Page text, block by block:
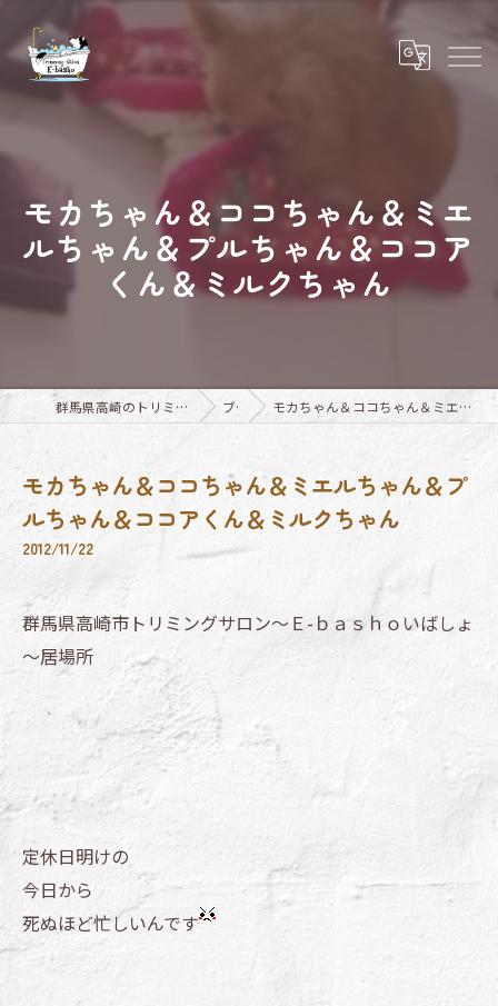
モカちゃん＆ココちゃん＆ミエ
ルちゃん＆プルちゃん＆ココア
くん＆ミルクちゃん
群馬県高崎のトリミングならTrimming Salon E-basho ブログ モカちゃん＆ココちゃん＆ミエルちゃん＆プルちゃん＆ココアくん＆ミルクちゃん
モカちゃん＆ココちゃん＆ミエルちゃん＆プ
ルちゃん＆ココアくん＆ミルクちゃん
2012/11/22
群馬県高崎市トリミングサロン～Ｅ-ｂａｓｈｏいばしょ
～居場所
定休日明けの
今日から
死ぬほど忙しいんです